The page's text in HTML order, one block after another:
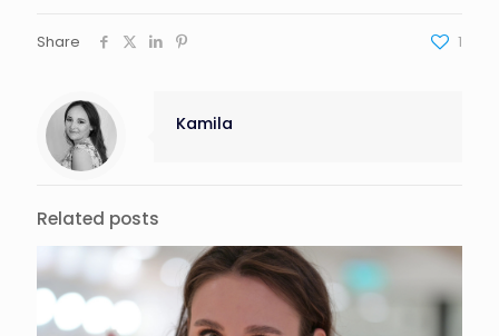
Share 1
Kamila
Related posts